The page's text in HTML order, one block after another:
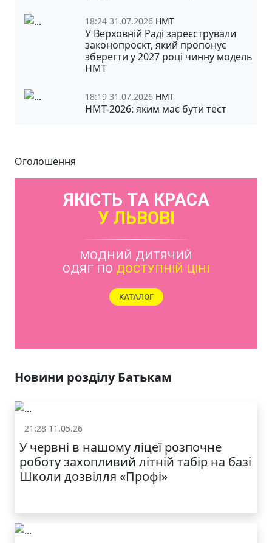
18:24 31.07.2026 НМТ
У Верховній Раді зареєстрували
законопроєкт, який пропонує
зберегти у 2027 році чинну модель
НМТ
18:19 31.07.2026 НМТ
НМТ-2026: яким має бути тест
Оголошення
ЯКІСТЬ ТА КРАСА
У ЛЬВОВІ
МОДНИЙ ДИТЯЧИЙ
ОДЯГ ПО ДОСТУПНІЙ ЦІНІ
КАТАЛОГ
Новини розділу Батькам
21:28 11.05.26
У червні в нашому ліцеї розпочне
роботу захопливий літній табір на базі
Школи дозвілля «Профі»